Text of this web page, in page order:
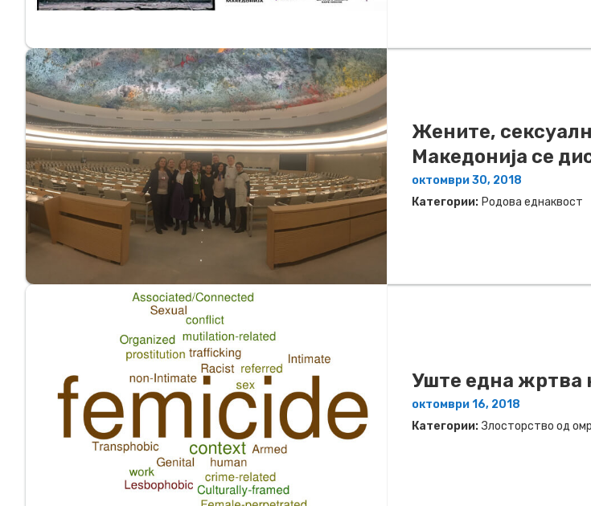
Жените,
Македонија се
октомври 30, 2018
Категории: Родова еднаквост
Уште една жртва
октомври 16, 2018
Категории: Злосторство од